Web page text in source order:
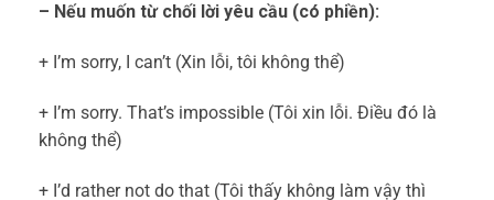
– Nếu muốn từ chối lời yêu cầu (có phiền):
+ I’m sorry, I can’t (Xin lỗi, tôi không thể)
+ I’m sorry. That’s impossible (Tôi xin lỗi. Điều đó là
không thể)
+ I’d rather not do that (Tôi thấy không làm vậy thì